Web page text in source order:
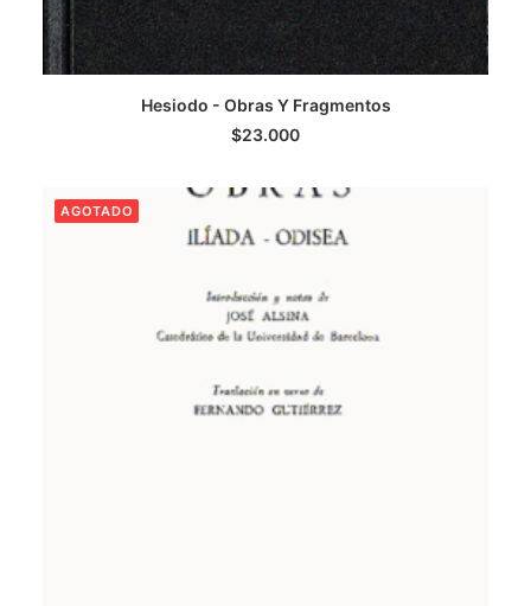
LEER MÁS
Hesiodo - Obras Y Fragmentos
$23.000
AGOTADO